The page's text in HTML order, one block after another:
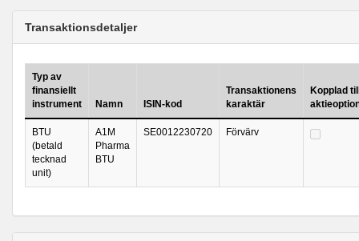
Transaktionsdetaljer
Typ av
finansiellt
instrument
Namn ISIN-kod
Transaktionens
karaktär
Kopplad
BTU
(betald
tecknad
unit)
A1M
Pharma
BTU
SE0012230720 Förvärv